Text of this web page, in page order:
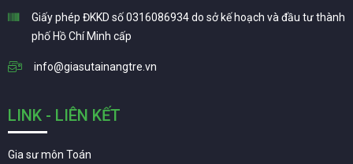
Giấy phép ĐKKD số 0316086934 do sở kế hoạch và đầu tư thành
phố Hồ Chí Minh cấp
info@giasutainangtre.vn
LINK - LIÊN KẾT
Gia sư môn Toán